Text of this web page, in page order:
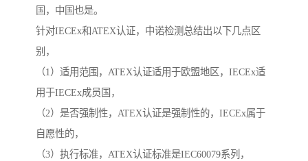
国，中国也是。
针对IECEx和ATEX认证，中诺检测总结出以下几点区
别，
（1）适用范围，ATEX认证适用于欧盟地区，IECEx适
用于IECEx成员国，
（2）是否强制性，ATEX认证是强制性的，IECEx属于
自愿性的，
（3）执行标准，ATEX认证标准是IEC60079系列，